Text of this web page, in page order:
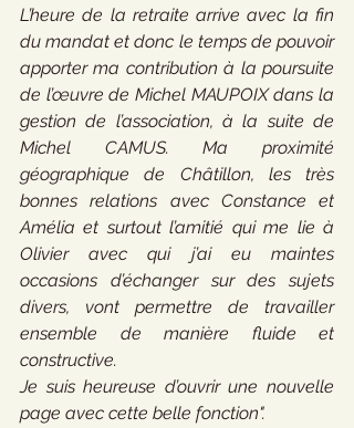
L’heure de la retraite arrive avec la fin
du mandat et donc le temps de pouvoir
apporter ma contribution à la poursuite
de l’œuvre de Michel MAUPOIX dans la
gestion de l’association, à la suite de
Michel CAMUS. Ma proximité
géographique de Châtillon, les très
bonnes relations avec Constance et
Amélia et surtout l’amitié qui me lie à
Olivier avec qui j’ai eu maintes
occasions d’échanger sur des sujets
divers, vont permettre de travailler
ensemble de manière fluide et
constructive.
Je suis heureuse d’ouvrir une nouvelle
page avec cette belle fonction".